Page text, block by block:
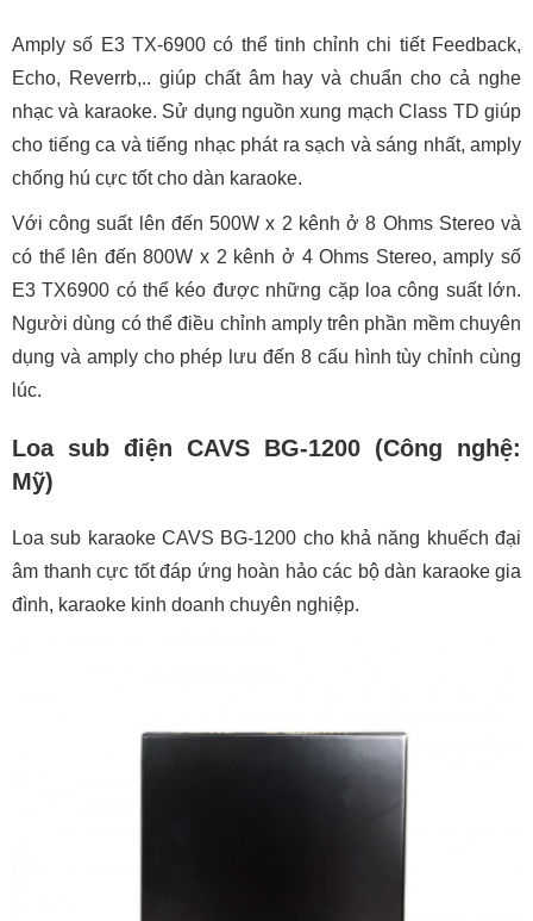
Amply số E3 TX-6900 có thể tinh chỉnh chi tiết Feedback,
Echo, Reverrb,.. giúp chất âm hay và chuẩn cho cả nghe
nhạc và karaoke. Sử dụng nguồn xung mạch Class TD giúp
cho tiếng ca và tiếng nhạc phát ra sạch và sáng nhất, amply
chống hú cực tốt cho dàn karaoke.
Với công suất lên đến 500W x 2 kênh ở 8 Ohms Stereo và
có thể lên đến 800W x 2 kênh ở 4 Ohms Stereo, amply số
E3 TX6900 có thể kéo được những cặp loa công suất lớn.
Người dùng có thể điều chỉnh amply trên phần mềm chuyên
dụng và amply cho phép lưu đến 8 cấu hình tùy chỉnh cùng
lúc.
Loa sub điện CAVS BG-1200 (Công nghệ:
Mỹ)
Loa sub karaoke CAVS BG-1200 cho khả năng khuếch đại
âm thanh cực tốt đáp ứng hoàn hảo các bộ dàn karaoke gia
đình, karaoke kinh doanh chuyên nghiệp.